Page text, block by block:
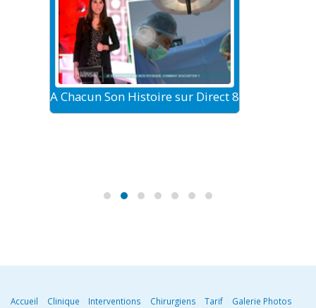
A Chacun Son Histoire sur Direct 8
Accueil Clinique Interventions Chirurgiens Tarif
Galerie Photos